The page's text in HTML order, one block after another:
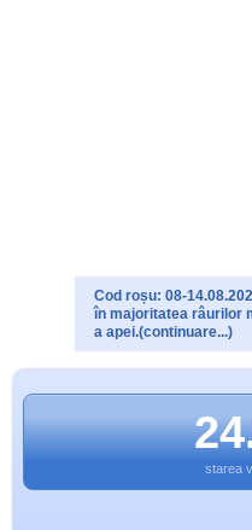
Cod roșu: 08-
în majoritatea râurilor
a apei.(continuare...)
starea